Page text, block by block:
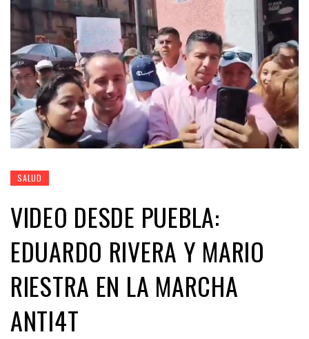
SALUD
VIDEO DESDE PUEBLA:
EDUARDO RIVERA Y MARIO
RIESTRA EN LA MARCHA
ANTI4T